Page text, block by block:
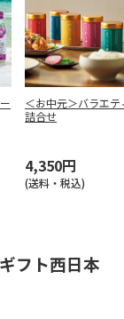
＜お中元＞バラエテ
詰合せ
4,350円
(送料・税込)
フト西日本